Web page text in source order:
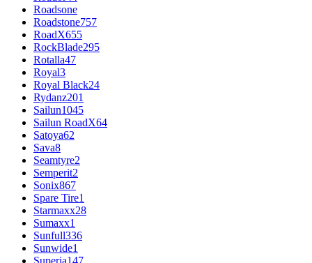
Roadsone
Roadstone757
RoadX655
RockBlade295
Rotalla47
Royal3
Royal Black24
Rydanz201
Sailun1045
Sailun RoadX64
Satoya62
Sava8
Seamtyre2
Semperit2
Sonix867
Spare Tire1
Starmaxx28
Sumaxx1
Sunfull336
Sunwide1
Superia147